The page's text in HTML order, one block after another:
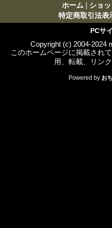
ホーム | ショ
特定商取引法表
PCサ
Copyright (c) 2004-2024
このホームページに掲載され
用、転載、リン
Powered by お